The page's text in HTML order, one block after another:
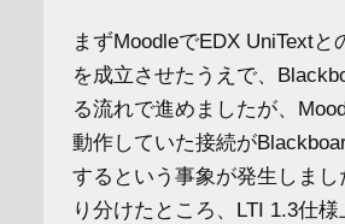
まずMoodleでEDX UniTextと
を成立させたうえで、
る流れで進めましたが、
動作していた接続が
するという事象が発生しまし
り分けたところ、LTI 1.3仕